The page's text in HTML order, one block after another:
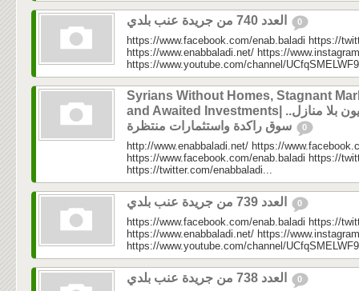
0
https://www.facebook.com/enab.baladi https://
https://www.enabbaladi.net/ https://
https://www.youtube.com/channel/
Syrians Without Homes, Stagnant
and Awaited Investments| سوريون بلا منازل..
0
http://www.enabbaladi.net/ https://
https://www.facebook.com/enab.baladi https://
https://twitter.com/enabbaladi...
0
https://www.facebook.com/enab.baladi https://
https://www.enabbaladi.net/ https://
https://www.youtube.com/channel/
0